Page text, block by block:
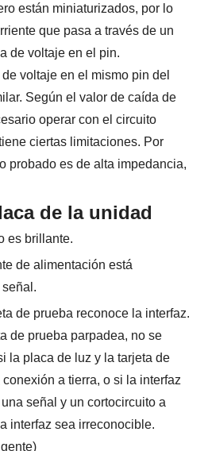
están miniaturizados, por lo
que pasa a través de un
de voltaje en el pin.
voltaje en el mismo pin del
Según el valor de caída de
operar con el circuito
ciertas limitaciones. Por
probado es de alta impedancia,
de la unidad
es brillante.
de alimentación está
de prueba reconoce la interfaz.
de prueba parpadea, no se
la placa de luz y la tarjeta de
a tierra, o si la interfaz
señal y un cortocircuito a
interfaz sea irreconocible.